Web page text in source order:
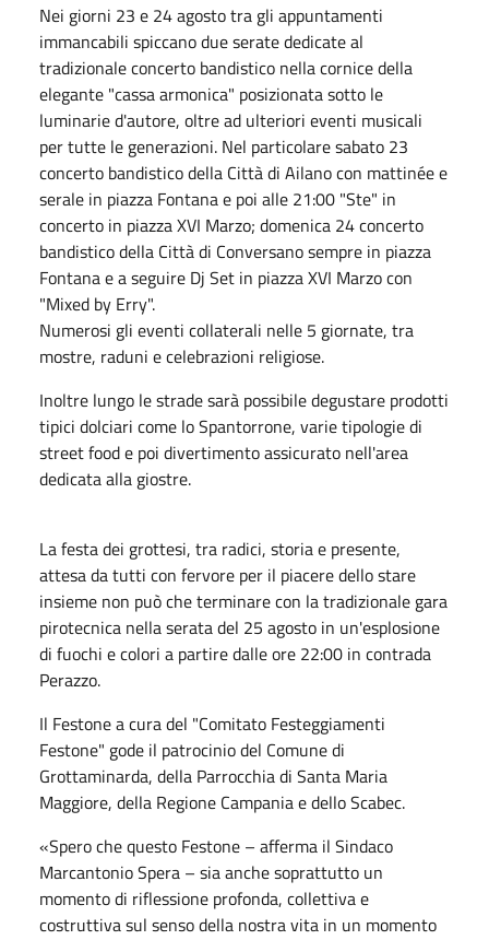
Nei giorni 23 e 24 agosto tra gli appuntamenti
immancabili spiccano due serate dedicate al
tradizionale concerto bandistico nella cornice della
elegante "cassa armonica" posizionata sotto le
luminarie d'autore, oltre ad ulteriori eventi musicali
per tutte le generazioni. Nel particolare sabato 23
concerto bandistico della Città di Ailano con mattinée e
serale in piazza Fontana e poi alle 21:00 "Ste" in
concerto in piazza XVI Marzo; domenica 24 concerto
bandistico della Città di Conversano sempre in piazza
Fontana e a seguire Dj Set in piazza XVI Marzo con
"Mixed by Erry".
Numerosi gli eventi collaterali nelle 5 giornate, tra
mostre, raduni e celebrazioni religiose.
Inoltre lungo le strade sarà possibile degustare prodotti
tipici dolciari come lo Spantorrone, varie tipologie di
street food e poi divertimento assicurato nell'area
dedicata alla giostre.
La festa dei grottesi, tra radici, storia e presente,
attesa da tutti con fervore per il piacere dello stare
insieme non può che terminare con la tradizionale gara
pirotecnica nella serata del 25 agosto in un'esplosione
di fuochi e colori a partire dalle ore 22:00 in contrada
Perazzo.
Il Festone a cura del "Comitato Festeggiamenti
Festone" gode il patrocinio del Comune di
Grottaminarda, della Parrocchia di Santa Maria
Maggiore, della Regione Campania e dello Scabec.
«Spero che questo Festone – afferma il Sindaco
Marcantonio Spera – sia anche soprattutto un
momento di riflessione profonda, collettiva e
costruttiva sul senso della nostra vita in un momento